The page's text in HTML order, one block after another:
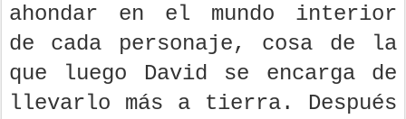
ahondar en el mundo interior
de cada personaje, cosa de la
que luego David se encarga de
llevarlo más a tierra. Después